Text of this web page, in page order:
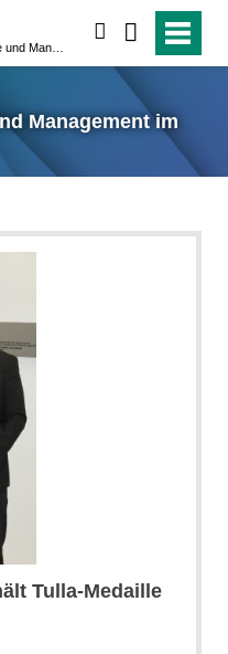
Management im
Tulla-Medaille